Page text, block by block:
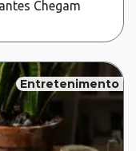
Chegam
Entretenimento